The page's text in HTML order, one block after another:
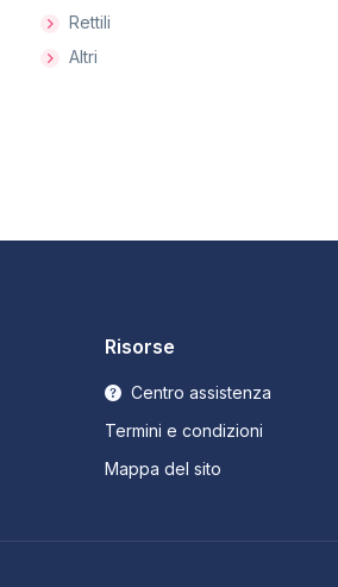
Rettili
Altri
Risorse
Centro assistenza
Termini e condizioni
Mappa del sito